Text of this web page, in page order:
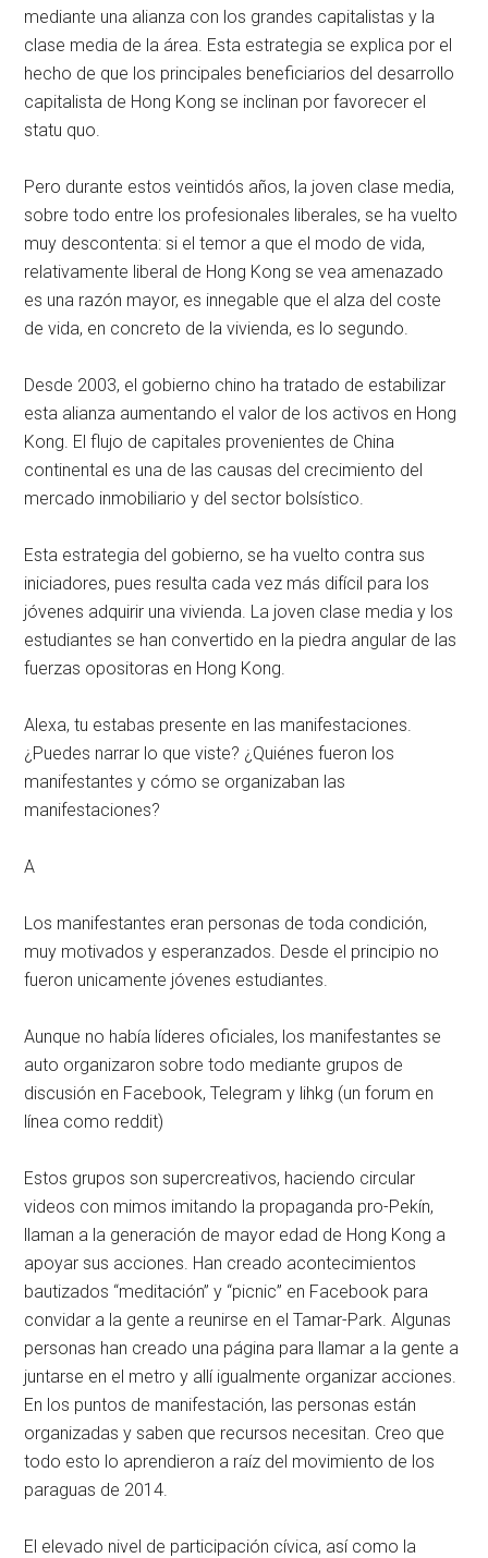
mediante una alianza con los grandes capitalistas y la
clase media de la área. Esta estrategia se explica por el
hecho de que los principales beneficiarios del desarrollo
capitalista de Hong Kong se inclinan por favorecer el
statu quo.
Pero durante estos veintidós años, la joven clase media,
sobre todo entre los profesionales liberales, se ha vuelto
muy descontenta: si el temor a que el modo de vida,
relativamente liberal de Hong Kong se vea amenazado
es una razón mayor, es innegable que el alza del coste
de vida, en concreto de la vivienda, es lo segundo.
Desde 2003, el gobierno chino ha tratado de estabilizar
esta alianza aumentando el valor de los activos en Hong
Kong. El flujo de capitales provenientes de China
continental es una de las causas del crecimiento del
mercado inmobiliario y del sector bolsístico.
Esta estrategia del gobierno, se ha vuelto contra sus
iniciadores, pues resulta cada vez más difícil para los
jóvenes adquirir una vivienda. La joven clase media y los
estudiantes se han convertido en la piedra angular de las
fuerzas opositoras en Hong Kong.
Alexa, tu estabas presente en las manifestaciones.
¿Puedes narrar lo que viste? ¿Quiénes fueron los
manifestantes y cómo se organizaban las
manifestaciones?
A
Los manifestantes eran personas de toda condición,
muy motivados y esperanzados. Desde el principio no
fueron unicamente jóvenes estudiantes.
Aunque no había líderes oficiales, los manifestantes se
auto organizaron sobre todo mediante grupos de
discusión en Facebook, Telegram y lihkg (un forum en
línea como reddit)
Estos grupos son supercreativos, haciendo circular
videos con mimos imitando la propaganda pro-Pekín,
llaman a la generación de mayor edad de Hong Kong a
apoyar sus acciones. Han creado acontecimientos
bautizados “meditación” y “picnic” en Facebook para
convidar a la gente a reunirse en el Tamar-Park. Algunas
personas han creado una página para llamar a la gente a
juntarse en el metro y allí igualmente organizar acciones.
En los puntos de manifestación, las personas están
organizadas y saben que recursos necesitan. Creo que
todo esto lo aprendieron a raíz del movimiento de los
paraguas de 2014.
El elevado nivel de participación cívica, así como la